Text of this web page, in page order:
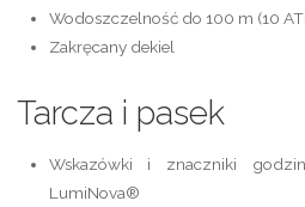
Wodoszczelność do 100 m (10
Zakręcany dekiel
Tarcza i pasek
Wskazówki i znaczniki
LumiNova®